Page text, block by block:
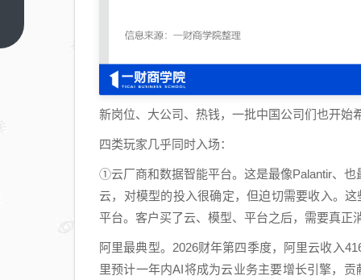
新岗位、大公司、热钱，一批中国公司们也开始
四类玩家几乎同时入场：
①云厂商和数据智能平台。这是最像Palantir、
云，对模型的投入很确定，但迫切需要收入。
平台。客户买了云、模型、平台之后，需要真正
阿里最典型。2026财年第四季度，阿里云收入
里预计一年内AI将成为云业务主要增长引擎，